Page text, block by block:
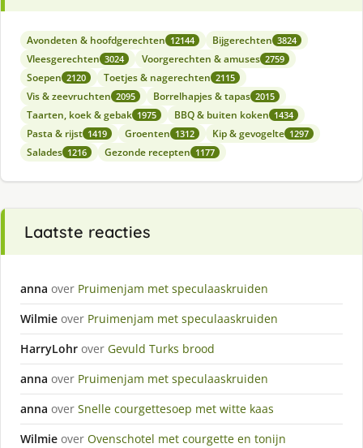
Avondeten & hoofdgerechten 12144 Bijgerechten 3824
Vleesgerechten 3024 Voorgerechten & amuses 2759
Soepen 2120 Toetjes & nagerechten 2115
Vis & zeevruchten 2095 Borrelhapjes & tapas 2015
Taarten, koek & gebak 1975 BBQ & buiten koken 1434
Pasta & rijst 1419 Groenten 1312 Kip & gevogelte 1297
Salades 1216 Gezonde recepten 1177
Laatste reacties
anna over Pruimenjam met speculaaskruiden
Wilmie over Pruimenjam met speculaaskruiden
HarryLohr over Gevuld Turks brood
anna over Pruimenjam met speculaaskruiden
anna over Snelle courgettesoep met witte kaas
Wilmie over Ovenschotel met courgette en tonijn